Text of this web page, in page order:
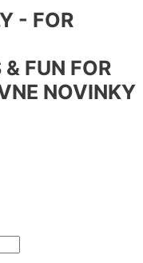
- FOR
FUN FOR
NOVINKY